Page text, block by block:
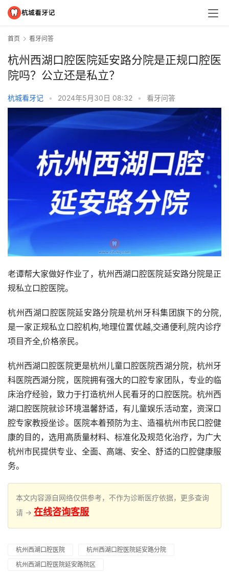
首页 看牙问答
杭州西湖口腔医院延安路分院是正规口腔医
院吗？公立还是私立？
杭城看牙记 • 2024年5月30日 08:32 • 看牙问答
老谭帮大家做好作业了，杭州西湖口腔医院延安路分院是正
规私立口腔医院。
杭州西湖口腔医院延安路分院是杭州牙科集团旗下的分院,
是一家正规私立口腔机构,地理位置优越,交通便利,院内诊疗
项目齐全,价格亲民。
杭州西湖口腔医院更是杭州儿童口腔医院西湖分院，杭州牙
科医院西湖分院，医院拥有强大的口腔专家团队，专业的临
床治疗经验，致力于打造杭州人民看牙的口腔医院。杭州西
湖口腔医院就诊环境温馨舒适，有儿童娱乐活动室，资深口
腔专家教授坐诊。医院本着预防为主、造福杭州市民口腔健
康的目的，选用高质量材料、标准化及规范化治疗，为广大
杭州市民提供专业、全面、高端、安全、舒适的口腔健康服
务。
本文内容源自网络仅供参考，不作为诊断医疗依据，更多查询
请 → 在线咨询客服
杭州西湖口腔医院
杭州西湖口腔医院延安路分院
杭州西湖口腔医院延安路院区